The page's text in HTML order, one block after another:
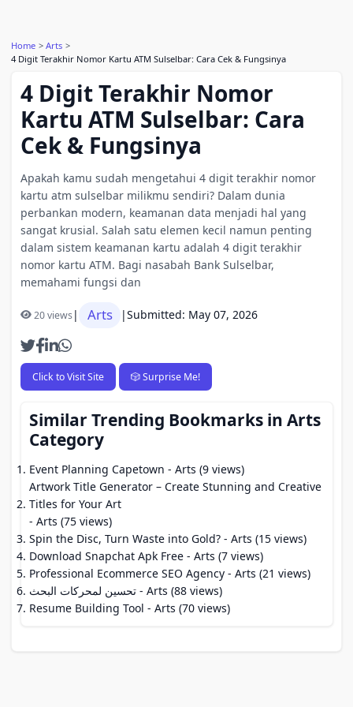
Home
Arts
4 Digit Terakhir Nomor Kartu ATM Sulselbar: Cara Cek & Fungsinya
4 Digit Terakhir Nomor
Kartu ATM Sulselbar: Cara
Cek & Fungsinya
Apakah kamu sudah mengetahui 4 digit terakhir nomor
kartu atm sulselbar milikmu sendiri? Dalam dunia
perbankan modern, keamanan data menjadi hal yang
sangat krusial. Salah satu elemen kecil namun penting
dalam sistem keamanan kartu adalah 4 digit terakhir
nomor kartu ATM. Bagi nasabah Bank Sulselbar,
memahami fungsi dan
20 views| Arts |Submitted: May 07, 2026
Click to Visit Site 🎲 Surprise Me!
Similar Trending Bookmarks in Arts
Category
Event Planning Capetown - Arts (9 views)
Artwork Title Generator – Create Stunning and Creative
Titles for Your Art
- Arts (75 views)
Spin the Disc, Turn Waste into Gold? - Arts (15 views)
Download Snapchat Apk Free - Arts (7 views)
Professional Ecommerce SEO Agency - Arts (21 views)
تحسين لمحركات البحث - Arts (88 views)
Resume Building Tool - Arts (70 views)